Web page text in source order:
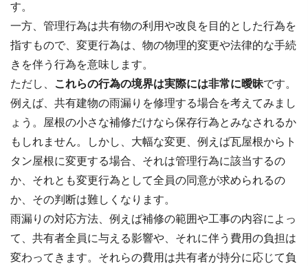
す。
一方、管理行為は共有物の利用や改良を目的とした行為を
指すもので、変更行為は、物の物理的変更や法律的な手続
きを伴う行為を意味します。
ただし、
これらの行為の境界は実際には非常に曖昧です。
例えば、共有建物の雨漏りを修理する場合を考えてみまし
ょう。屋根の小さな補修だけなら保存行為とみなされるか
もしれません。しかし、大幅な変更、例えば瓦屋根からト
タン屋根に変更する場合、それは管理行為に該当するの
か、それとも変更行為として全員の同意が求められるの
か、その判断は難しくなります。
雨漏りの対応方法、例えば補修の範囲や工事の内容によっ
て、共有者全員に与える影響や、それに伴う費用の負担は
変わってきます。それらの費用は共有者が持分に応じて負